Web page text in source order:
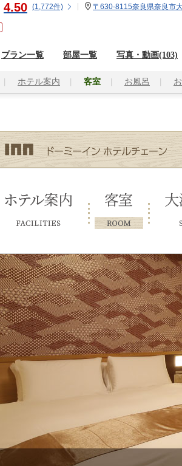
4.50 (1,772件) 〒630-8115奈良県奈良市
プラン一覧 部屋一覧 写真・動画(103)
ホテル案内 客室 お風呂
ル案内 客室 大浴場